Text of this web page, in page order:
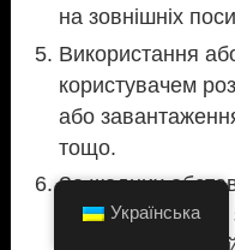
на зовнішніх
Використання
користувачем
або
тощо.
За жодних
Українська